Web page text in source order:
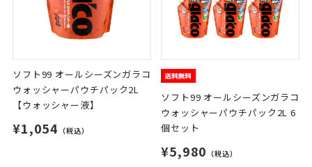
ソフト99 オールシーズンガラコ
ウォッシャーパウチパック2L
【ウォッシャー液】
¥1,054 （税込）
ソフト99 オールシーズンガラコ
ウォッシャーパウチパック2L 6
個セット
¥5,980 （税込）